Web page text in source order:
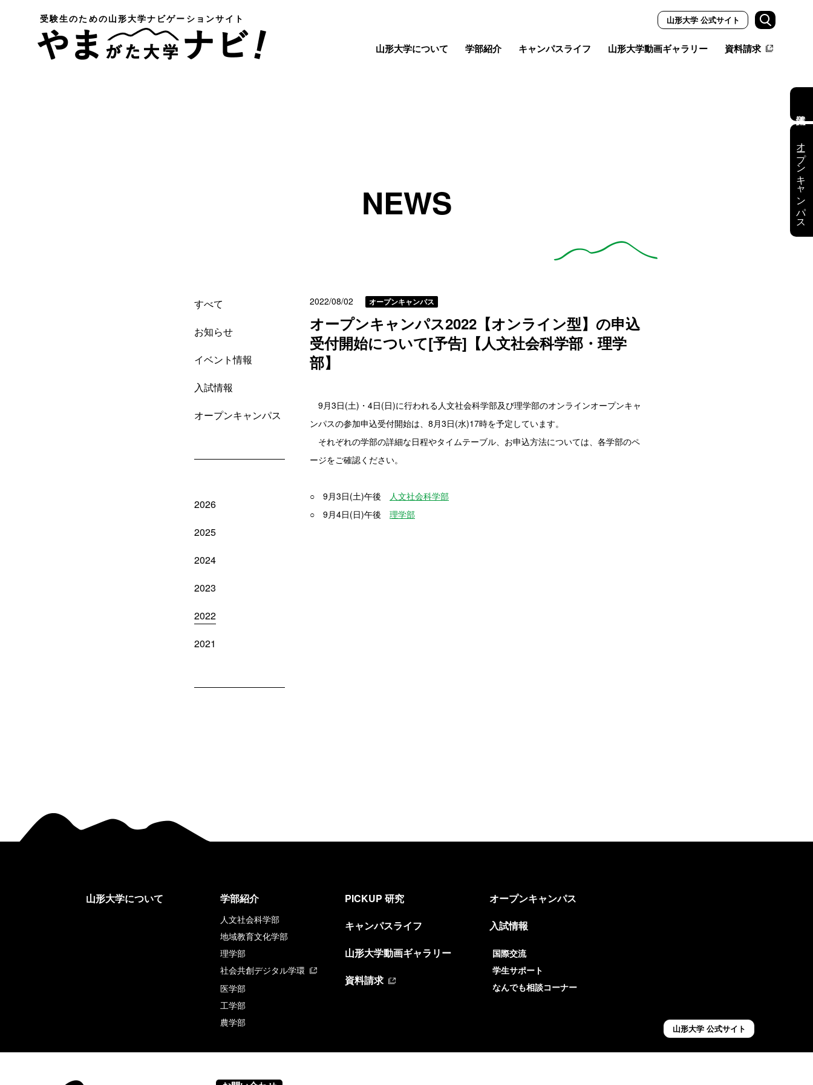
受験生のための山形大学ナビゲーションサイト
山形大学について 学部紹介 キャンパスライフ 山形大学動画ギャラリー 資料請求
山形大学 公式サイト
オープンキャンパス
NEWS
2022/08/02 オープンキャンパス
オープンキャンパス2022【オンライン型】の申込
受付開始について[予告]【人文社会科学部・理学
部】
9月3日(土)・4日(日)に行われる人文社会科学部及び理学部のオンラインオープンキャ
ンパスの参加申込受付開始は、8月3日(水)17時を予定しています。
それぞれの学部の詳細な日程やタイムテーブル、お申込方法については、各学部のペ
ージをご確認ください。
○ 9月3日(土)午後 人文社会科学部
○ 9月4日(日)午後 理学部
すべて
お知らせ
イベント情報
入試情報
オープンキャンパス
2026
2025
2024
2023
2022
2021
山形大学について 学部紹介
人文社会科学部
地域教育文化学部
理学部
社会共創デジタル学環
医学部
工学部
農学部
PICKUP 研究
オープンキャンパス
キャンパスライフ
入試情報
山形大学動画ギャラリー
資料請求
国際交流
学生サポート
なんでも相談コーナー
山形大学 公式サイト